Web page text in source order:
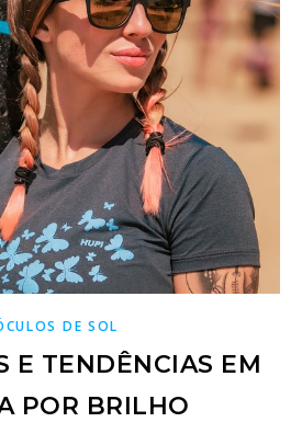
DE SOL
E TENDÊNCIAS EM
POR BRILHO